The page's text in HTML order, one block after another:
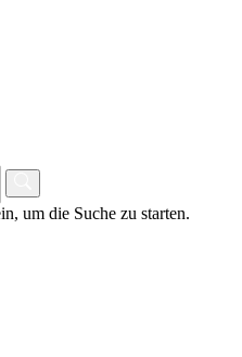
um die Suche zu starten.